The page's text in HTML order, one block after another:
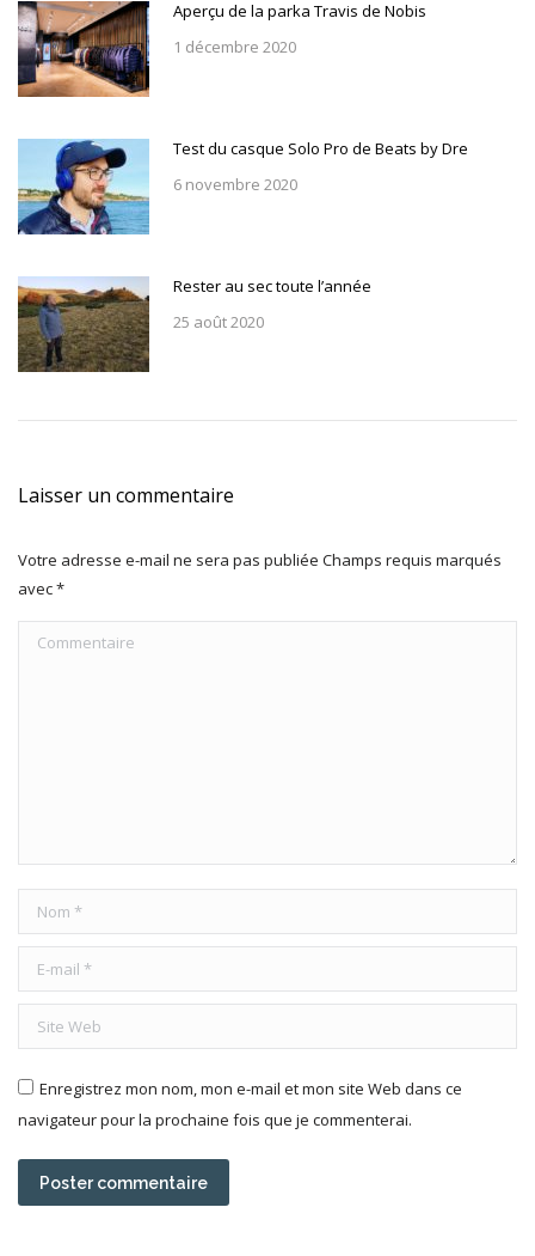
Aperçu de la parka Travis de Nobis
1 décembre 2020
Test du casque Solo Pro de Beats by Dre
6 novembre 2020
Rester au sec toute l’année
25 août 2020
Laisser un commentaire
Votre adresse e-mail ne sera pas publiée Champs requis marqués
avec*
Commentaire
Nom *
E-mail *
Site Web
Enregistrez mon nom, mon e-mail et mon site Web dans ce
navigateur pour la prochaine fois que je commenterai.
Poster commentaire